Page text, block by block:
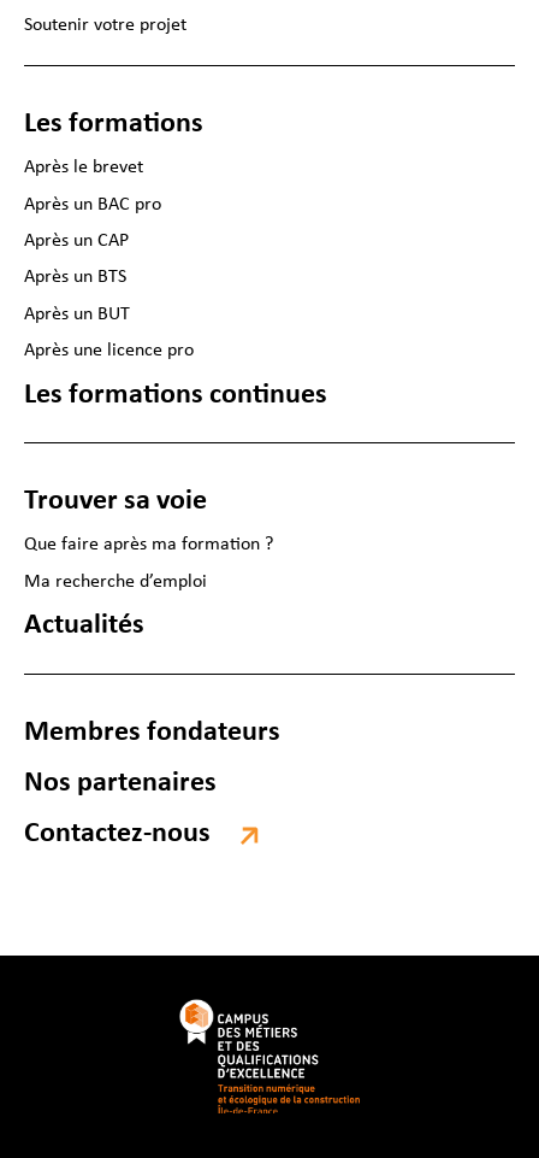
Soutenir votre projet
Les formations
Après le brevet
Après un BAC pro
Après un CAP
Après un BTS
Après un BUT
Après une licence pro
Les formations continues
Trouver sa voie
Que faire après ma formation ?
Ma recherche d’emploi
Actualités
Membres fondateurs
Nos partenaires
Contactez-nous